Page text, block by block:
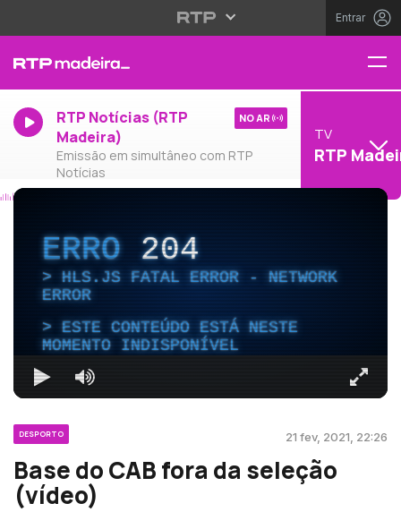
Entrar
RTP Notícias (RTP
Madeira)
Emissão em simultâneo com RTP
Notícias
NO AR
TV
RTP
ERRO204
HLS.JS FATAL ERROR - NETWORK
ERROR
ESTE CONTEÚDO ESTÁ NESTE
MOMENTO INDISPONÍVEL
DESPORTO 21 fev, 2021, 22:26
Base do CAB fora da seleção
(vídeo)